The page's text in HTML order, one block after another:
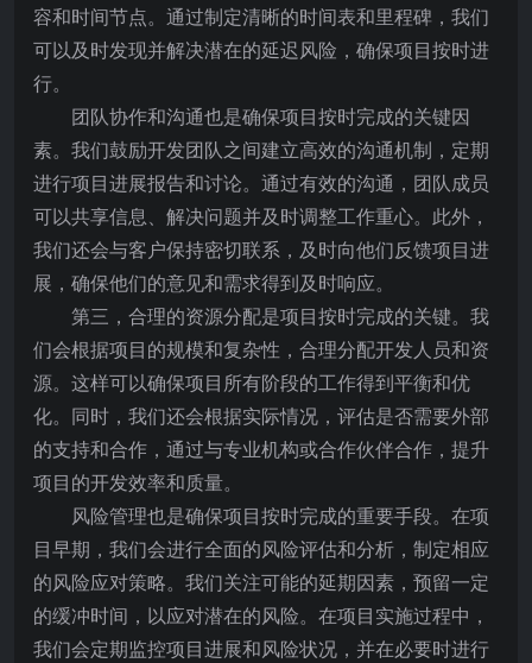
容和时间节点。通过制定清晰的时间表和里程碑，我们
可以及时发现并解决潜在的延迟风险，确保项目按时进
行。
团队协作和沟通也是确保项目按时完成的关键因
素。我们鼓励开发团队之间建立高效的沟通机制，定期
进行项目进展报告和讨论。通过有效的沟通，团队成员
可以共享信息、解决问题并及时调整工作重心。此外，
我们还会与客户保持密切联系，及时向他们反馈项目进
展，确保他们的意见和需求得到及时响应。
第三，合理的资源分配是项目按时完成的关键。我
们会根据项目的规模和复杂性，合理分配开发人员和资
源。这样可以确保项目所有阶段的工作得到平衡和优
化。同时，我们还会根据实际情况，评估是否需要外部
的支持和合作，通过与专业机构或合作伙伴合作，提升
项目的开发效率和质量。
风险管理也是确保项目按时完成的重要手段。在项
目早期，我们会进行全面的风险评估和分析，制定相应
的风险应对策略。我们关注可能的延期因素，预留一定
的缓冲时间，以应对潜在的风险。在项目实施过程中，
我们会定期监控项目进展和风险状况，并在必要时进行